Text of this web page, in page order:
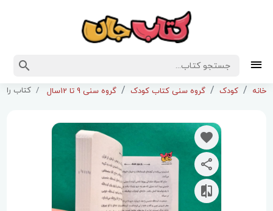
خانه کودک گروه سنی کتاب کودک گروه سنی 9 تا 12سال کتاب